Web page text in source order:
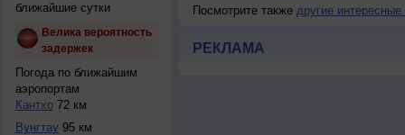
ближайшие сутки
Велика вероятность
задержек
Погода по ближайшим
аэропортам
Кантхо72 км
Вунгтау 95 км
Посмотрите также другие интересные
РЕКЛАМА